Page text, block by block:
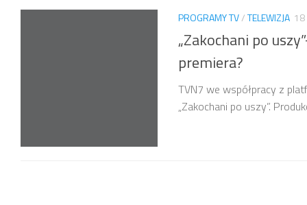
PROGRAMY TV/TELEWIZJA 18
„Zakochani po
premiera?
TVN7 we współpracy z
„Zakochani po uszy”.